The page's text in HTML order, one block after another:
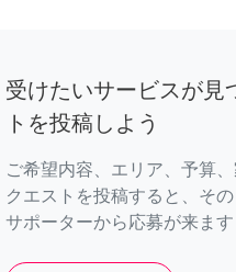
受けたいサービスが見
トを投稿しよう
ご希望内容、エリア、予算
クエストを投稿すると、そ
サポーターから応募が来ます